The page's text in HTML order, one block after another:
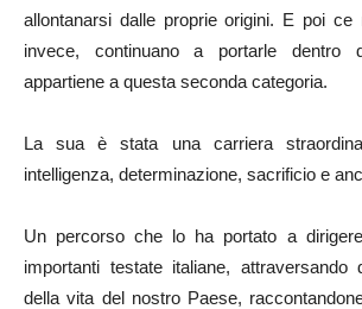
allontanarsi dalle proprie origini. E poi ce
invece, continuano a portarle dentro
appartiene a questa seconda categoria.
La sua è stata una carriera
intelligenza, determinazione, sacrificio e
Un percorso che lo ha portato a
importanti testate italiane, attraversando
della vita del nostro Paese,